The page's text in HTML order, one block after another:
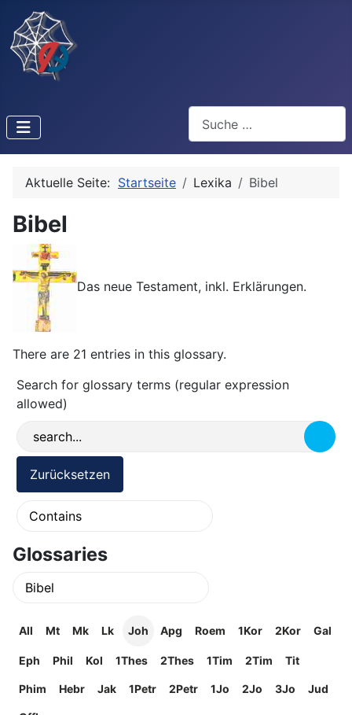
Aktuelle Seite: Startseite Lexika Bibel
Bibel
Das neue Testament, inkl. Erklärungen.
There are 21 entries in this glossary.
Search for glossary terms (regular expression
allowed)
Glossaries
All Mt Mk Lk Joh Apg Roem 1Kor 2Kor Gal
Eph Phil Kol 1Thes 2Thes 1Tim 2Tim Tit
Phim Hebr Jak 1Petr 2Petr 1Jo 2Jo 3Jo Jud